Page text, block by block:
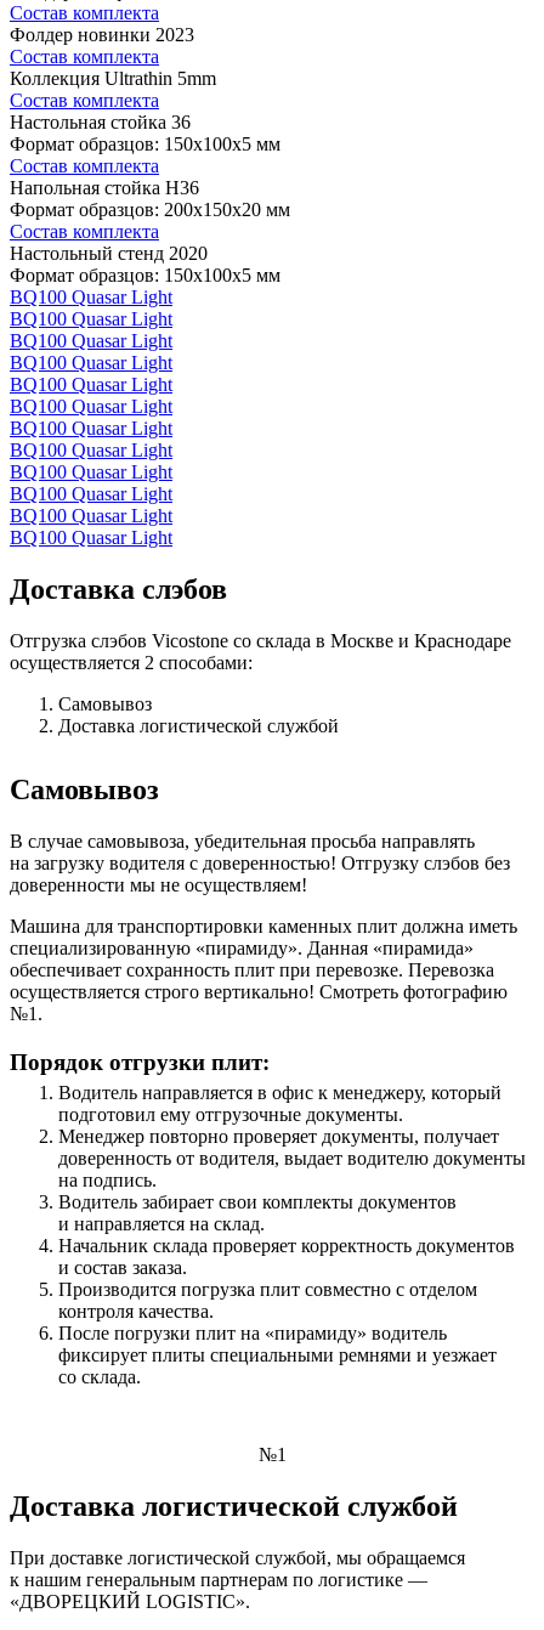
Состав комплекта
Фолдер новинки 2023
Состав комплекта
Коллекция Ultrathin 5mm
Состав комплекта
Настольная стойка 36
Формат образцов: 150x100x5 мм
Состав комплекта
Напольная стойка H36
Формат образцов: 200x150x20 мм
Состав комплекта
Настольный стенд 2020
Формат образцов: 150x100x5 мм
BQ100 Quasar Light
BQ100 Quasar Light
BQ100 Quasar Light
BQ100 Quasar Light
BQ100 Quasar Light
BQ100 Quasar Light
BQ100 Quasar Light
BQ100 Quasar Light
BQ100 Quasar Light
BQ100 Quasar Light
BQ100 Quasar Light
BQ100 Quasar Light
Доставка слэбов
Отгрузка слэбов Vicostone со склада в Москве и Краснодаре
осуществляется 2 способами:
Самовывоз
Доставка логистической службой
Самовывоз
В случае самовывоза, убедительная просьба направлять
на загрузку водителя с доверенностью! Отгрузку слэбов без
доверенности мы не осуществляем!
Машина для транспортировки каменных плит должна иметь
специализированную «пирамиду». Данная «пирамида»
обеспечивает сохранность плит при перевозке. Перевозка
осуществляется строго вертикально! Смотреть фотографию
№1.
Порядок отгрузки плит:
Водитель направляется в офис к менеджеру, который
подготовил ему отгрузочные документы.
Менеджер повторно проверяет документы, получает
доверенность от водителя, выдает водителю документы
на подпись.
Водитель забирает свои комплекты документов
и направляется на склад.
Начальник склада проверяет корректность документов
и состав заказа.
Производится погрузка плит совместно с отделом
контроля качества.
После погрузки плит на «пирамиду» водитель
фиксирует плиты специальными ремнями и уезжает
со склада.
№1
Доставка логистической службой
При доставке логистической службой, мы обращаемся
к нашим генеральным партнерам по логистике —
«ДВОРЕЦКИЙ LOGISTIC».